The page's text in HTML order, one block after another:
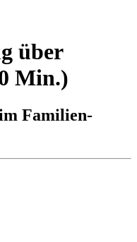
über
Min.)
Familien-